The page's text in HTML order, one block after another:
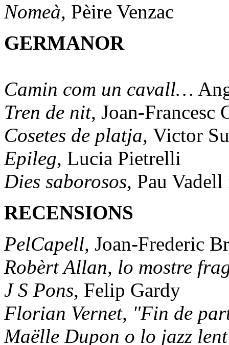
Nomeà, Pèire Venzac
GERMANOR
Camin com un cavall…
Tren de nit, Joan-Francesc
Cosetes de platja, Victor
Epileg, Lucia Pietrelli
Dies saborosos, Pau
RECENSIONS
PelCapell, Joan-Frederic
Robèrt Allan, lo mostre
J S Pons, Felip Gardy
Florian Vernet, "Fin de
Maëlle Dupon o lo jazz